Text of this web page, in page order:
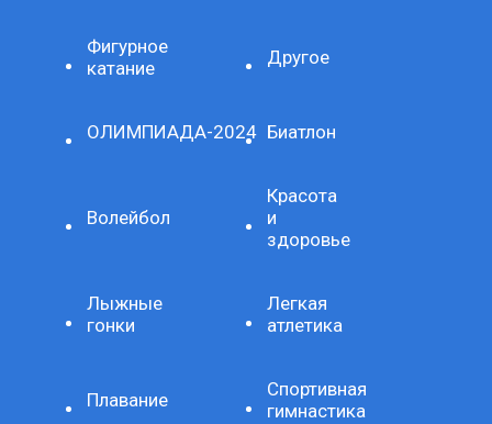
Фигурное
катание
Другое
ОЛИМПИАДА-2024 Биатлон
Волейбол
Красота
и
здоровье
Лыжные
гонки
Легкая
атлетика
Плавание
Спортивная
гимнастика